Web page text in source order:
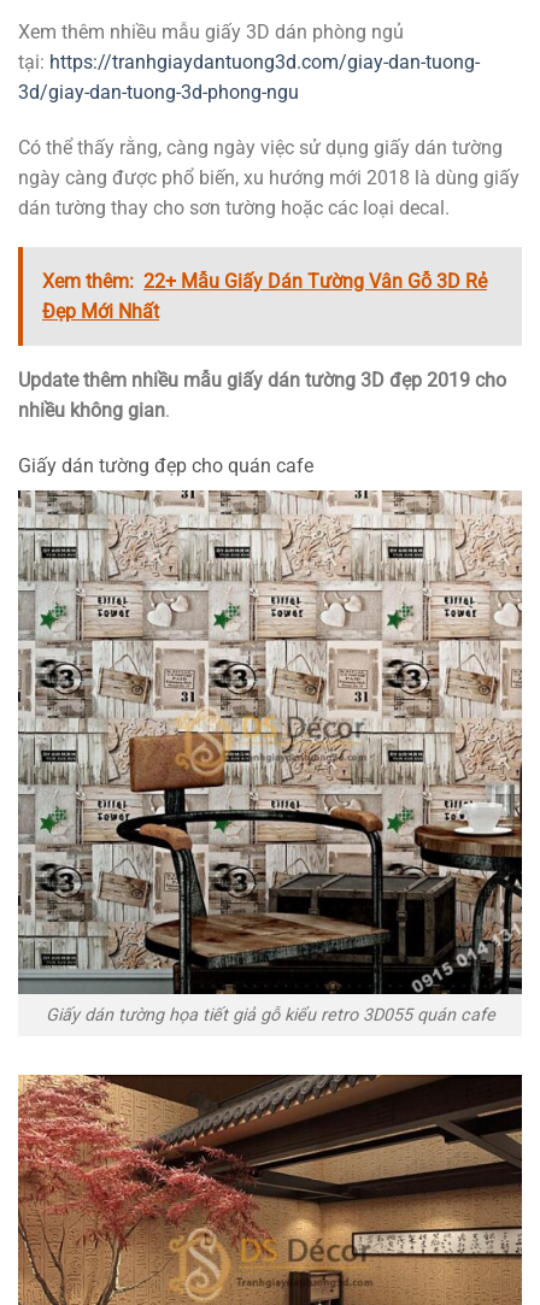
Xem thêm nhiều mẫu giấy 3D dán phòng ngủ
tại: https://tranhgiaydantuong3d.com/giay-dan-tuong-
3d/giay-dan-tuong-3d-phong-ngu
Có thể thấy rằng, càng ngày việc sử dụng giấy dán tường
ngày càng được phổ biến, xu hướng mới 2018 là dùng giấy
dán tường thay cho sơn tường hoặc các loại decal.
Xem thêm: 22+ Mẫu Giấy Dán Tường Vân Gỗ 3D Rẻ
Đẹp Mới Nhất
Update thêm nhiều mẫu giấy dán tường 3D đẹp 2019 cho
nhiều không gian.
Giấy dán tường đẹp cho quán cafe
Giấy dán tường họa tiết giả gỗ kiểu retro 3D055 quán cafe